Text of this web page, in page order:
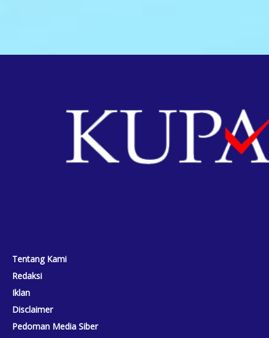
Tentang Kami
Redaksi
Iklan
Disclaimer
Pedoman Media Siber